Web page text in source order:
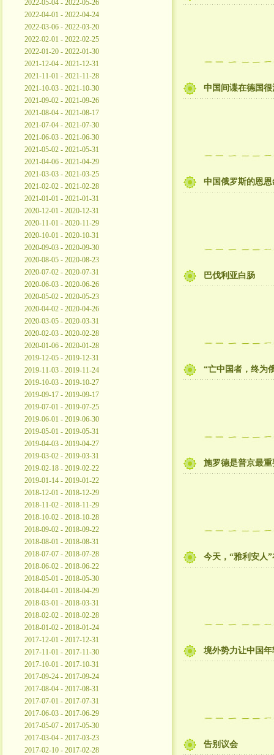
2022-05-04 - 2022-05-26
2022-04-01 - 2022-04-24
2022-03-06 - 2022-03-20
2022-02-01 - 2022-02-25
2022-01-20 - 2022-01-30
2021-12-04 - 2021-12-31
2021-11-01 - 2021-11-28
2021-10-03 - 2021-10-30
2021-09-02 - 2021-09-26
2021-08-04 - 2021-08-17
2021-07-04 - 2021-07-30
2021-06-03 - 2021-06-30
2021-05-02 - 2021-05-31
2021-04-06 - 2021-04-29
2021-03-03 - 2021-03-25
2021-02-02 - 2021-02-28
2021-01-01 - 2021-01-31
2020-12-01 - 2020-12-31
2020-11-01 - 2020-11-29
2020-10-01 - 2020-10-31
2020-09-03 - 2020-09-30
2020-08-05 - 2020-08-23
2020-07-02 - 2020-07-31
2020-06-03 - 2020-06-26
2020-05-02 - 2020-05-23
2020-04-02 - 2020-04-26
2020-03-05 - 2020-03-31
2020-02-03 - 2020-02-28
2020-01-06 - 2020-01-28
2019-12-05 - 2019-12-31
2019-11-03 - 2019-11-24
2019-10-03 - 2019-10-27
2019-09-17 - 2019-09-17
2019-07-01 - 2019-07-25
2019-06-01 - 2019-06-30
2019-05-01 - 2019-05-31
2019-04-03 - 2019-04-27
2019-03-02 - 2019-03-31
2019-02-18 - 2019-02-22
2019-01-14 - 2019-01-22
2018-12-01 - 2018-12-29
2018-11-02 - 2018-11-29
2018-10-02 - 2018-10-28
2018-09-02 - 2018-09-22
2018-08-01 - 2018-08-31
2018-07-07 - 2018-07-28
2018-06-02 - 2018-06-22
2018-05-01 - 2018-05-30
2018-04-01 - 2018-04-29
2018-03-01 - 2018-03-31
2018-02-02 - 2018-02-28
2018-01-02 - 2018-01-24
2017-12-01 - 2017-12-31
2017-11-01 - 2017-11-30
2017-10-01 - 2017-10-31
2017-09-24 - 2017-09-24
2017-08-04 - 2017-08-31
2017-07-01 - 2017-07-31
2017-06-03 - 2017-06-29
2017-05-07 - 2017-05-30
2017-03-04 - 2017-03-23
2017-02-10 - 2017-02-28
中国间谍在德国很
中国俄罗斯的恩恩
巴伐利亚白肠
“亡中国者，终为
施罗德是普京最
今天，“雅利安人
境外势力让中国
告别议会